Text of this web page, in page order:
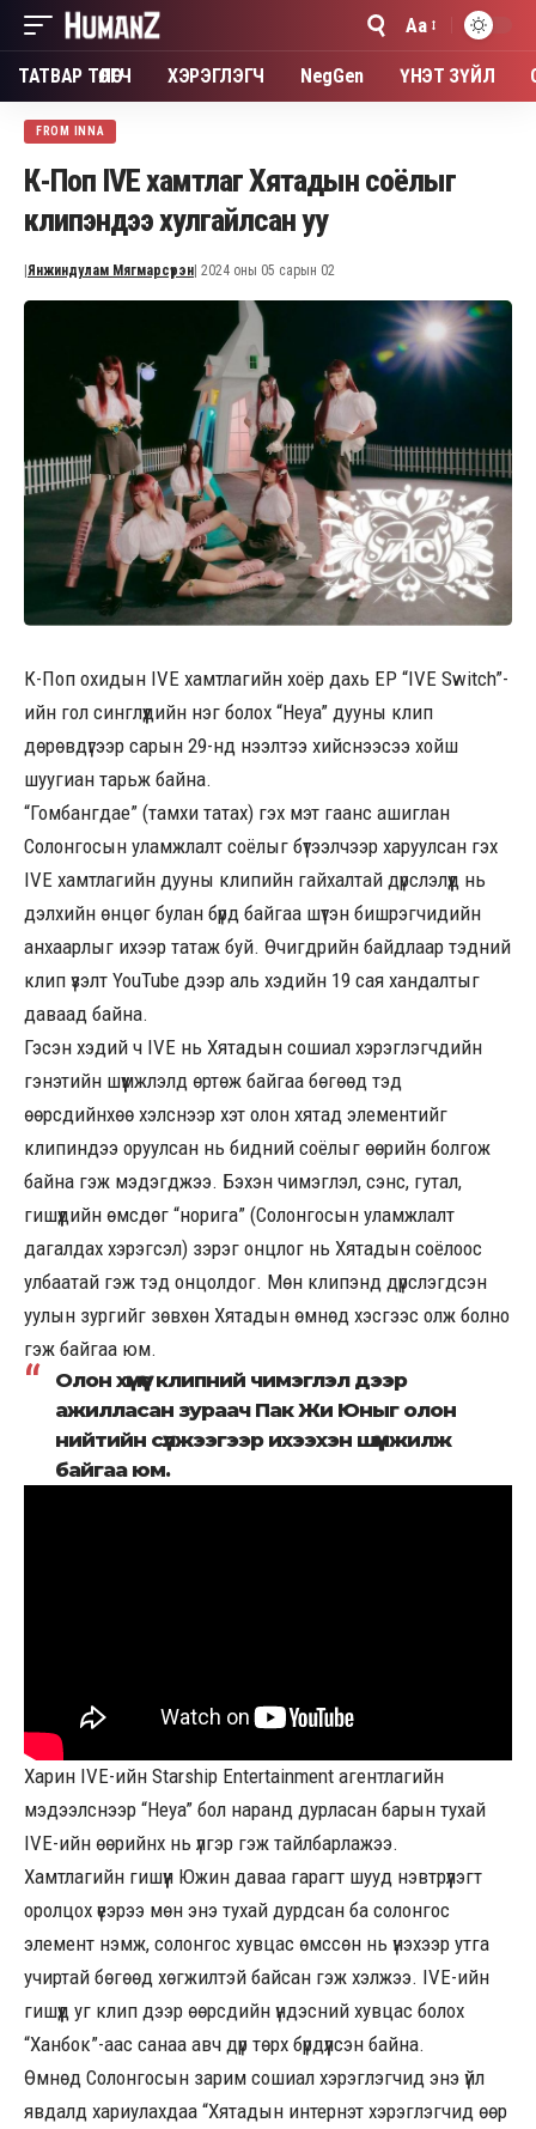
Font
Resizer
Aa
ТАТВАР ТӨЛӨГЧ ХЭРЭГЛЭГЧ NegGen ҮНЭТ ЗҮЙЛ
FROM INNA
К-Поп IVE хамтлаг Хятадын соёлыг
клипэндээ хулгайлсан уу
Янжиндулам Мягмарсүрэн | 2024 оны 05 сарын 02
К-Поп охидын IVE хамтлагийн хоёр дахь EP “IVE Switch”-
ийн гол синглүүдийн нэг болох “Heya” дууны клип
дөрөвдүгээр сарын 29-нд нээлтээ хийснээсээ хойш
шуугиан тарьж байна.
“Гомбангдае” (тамхи татах) гэх мэт гаанс ашиглан
Солонгосын уламжлалт соёлыг бүтээлчээр харуулсан гэх
IVE хамтлагийн дууны клипийн гайхалтай дүрслэлүүд нь
дэлхийн өнцөг булан бүрд байгаа шүтэн бишрэгчидийн
анхаарлыг ихээр татаж буй. Өчигдрийн байдлаар тэдний
клип үзэлт YouTube дээр аль хэдийн 19 сая хандалтыг
даваад байна.
Гэсэн хэдий ч IVE нь Хятадын сошиал хэрэглэгчдийн
гэнэтийн шүүмжлэлд өртөж байгаа бөгөөд тэд
өөрсдийнхөө хэлснээр хэт олон хятад элементийг
клипиндээ оруулсан нь бидний соёлыг өөрийн болгож
байна гэж мэдэгджээ. Бэхэн чимэглэл, сэнс, гутал,
гишүүдийн өмсдөг “норига” (Солонгосын уламжлалт
дагалдах хэрэгсэл) зэрэг онцлог нь Хятадын соёлоос
улбаатай гэж тэд онцолдог. Мөн клипэнд дүрслэгдсэн
уулын зургийг зөвхөн Хятадын өмнөд хэсгээс олж болно
гэж байгаа юм.
Олон хүмүүс клипний чимэглэл дээр
ажилласан зураач Пак Жи Юныг олон
нийтийн сүлжээгээр ихээхэн шүүмжилж
байгаа юм.
Харин IVE-ийн Starship Entertainment агентлагийн
мэдээлснээр “Heya” бол наранд дурласан барын тухай
IVE-ийн өөрийнх нь үлгэр гэж тайлбарлажээ.
Хамтлагийн гишүүн Южин даваа гарагт шууд нэвтрүүлэгт
оролцох үеэрээ мөн энэ тухай дурдсан ба солонгос
элемент нэмж, солонгос хувцас өмссөн нь үнэхээр утга
учиртай бөгөөд хөгжилтэй байсан гэж хэлжээ. IVE-ийн
гишүүд уг клип дээр өөрсдийн үндэсний хувцас болох
“Ханбок”-аас санаа авч дүр төрх бүрдүүлсэн байна.
Өмнөд Солонгосын зарим сошиал хэрэглэгчид энэ үйл
явдалд хариулахдаа “Хятадын интернэт хэрэглэгчид өөр